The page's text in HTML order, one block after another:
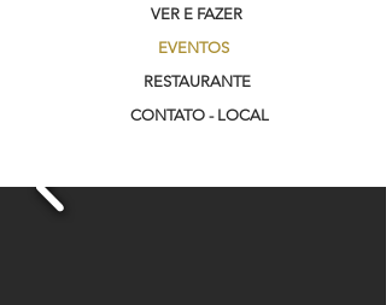
VER E FAZER
EVENTOS
RESTAURANTE
CONTATO - LOCAL